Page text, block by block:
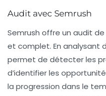
Audit avec Semrush
Semrush offre un audit
et complet. En analysant
permet de détecter les
d’identifier les
la progression dans le